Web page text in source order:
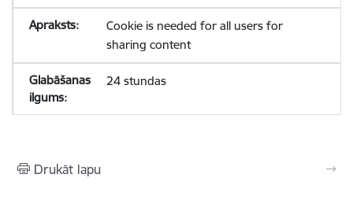
Cookie is needed for all users for
sharing content
24 stundas
Drukāt lapu